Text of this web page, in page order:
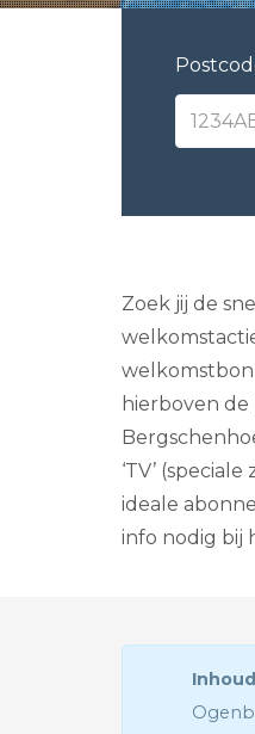
Zoek jij de
hierboven
‘TV’
ideale
info nodig bij